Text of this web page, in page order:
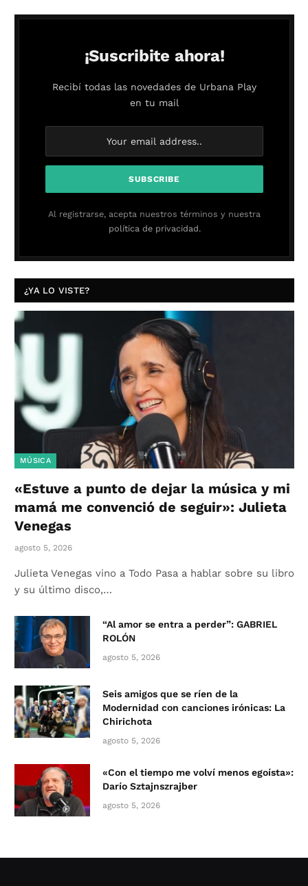
¡Suscribite ahora!
Recibí todas las novedades de Urbana Play
en tu mail
Al registrarse, acepta nuestros términos y nuestra
política de privacidad.
¿YA LO VISTE?
MÚSICA
«Estuve a punto de dejar la música y mi
mamá me convenció de seguir»: Julieta
Venegas
agosto 5, 2026
Julieta Venegas vino a Todo Pasa a hablar sobre su libro
y su último disco,…
“Al amor se entra a perder”: GABRIEL
ROLÓN
agosto 5, 2026
Seis amigos que se ríen de la
Modernidad con canciones irónicas: La
Chirichota
agosto 5, 2026
«Con el tiempo me volví menos egoísta»:
Darío Sztajnszrajber
agosto 5, 2026